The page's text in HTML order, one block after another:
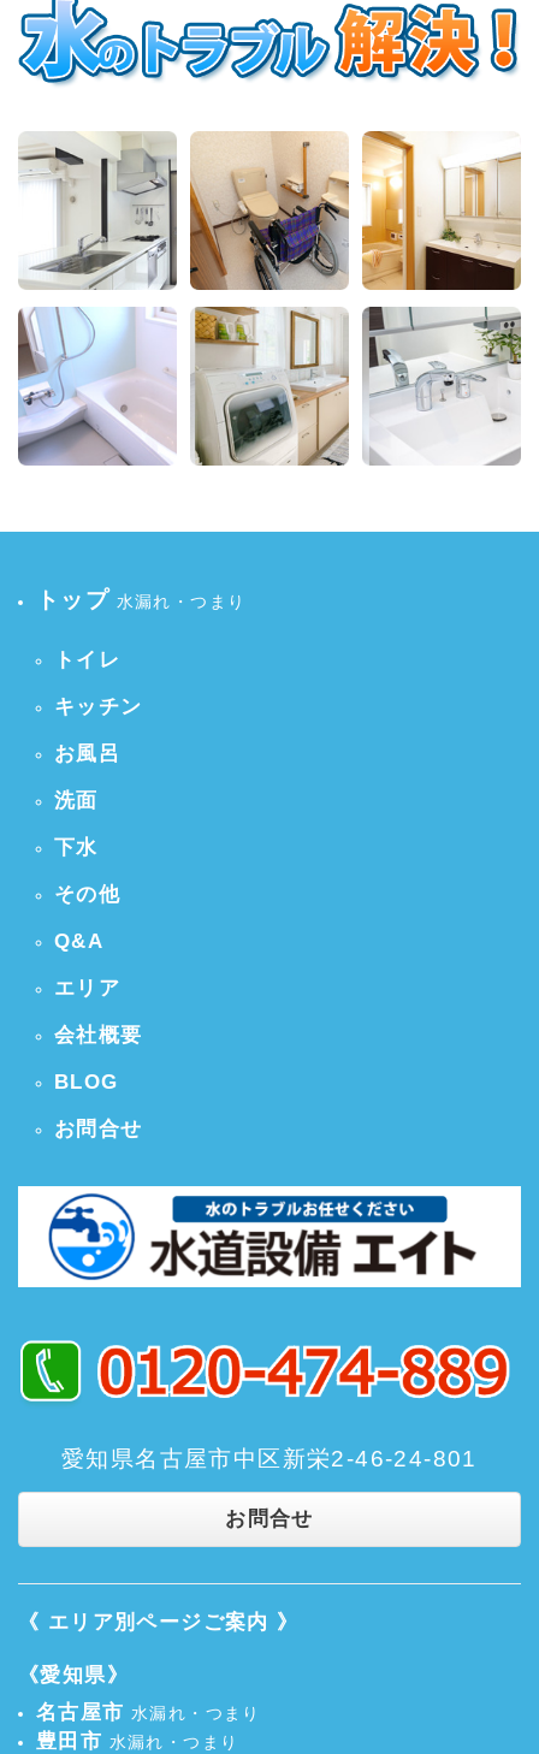
トップ 水漏れ・つまり
トイレ
キッチン
お風呂
洗面
下水
その他
Q&A
エリア
会社概要
BLOG
お問合せ
愛知県名古屋市中区新栄2-46-24-801
お問合せ
《 エリア別ページご案内 》
《愛知県》
名古屋市 水漏れ・つまり
豊田市 水漏れ・つまり